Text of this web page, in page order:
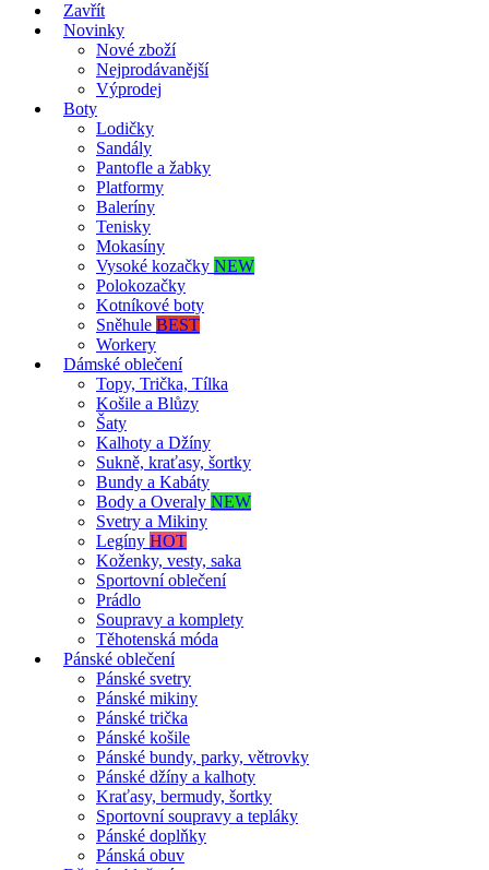
Zavřít
Novinky
Nové zboží
Nejprodávanější
Výprodej
Boty
Lodičky
Sandály
Pantofle a žabky
Platformy
Baleríny
Tenisky
Mokasíny
Vysoké kozačky NEW
Polokozačky
Kotníkové boty
Sněhule BEST
Workery
Dámské oblečení
Topy, Trička, Tílka
Košile a Blůzy
Šaty
Kalhoty a Džíny
Sukně, kraťasy, šortky
Bundy a Kabáty
Body a Overaly NEW
Svetry a Mikiny
Legíny HOT
Koženky, vesty, saka
Sportovní oblečení
Prádlo
Soupravy a komplety
Těhotenská móda
Pánské oblečení
Pánské svetry
Pánské mikiny
Pánské trička
Pánské košile
Pánské bundy, parky, větrovky
Pánské džíny a kalhoty
Kraťasy, bermudy, šortky
Sportovní soupravy a tepláky
Pánské doplňky
Pánská obuv